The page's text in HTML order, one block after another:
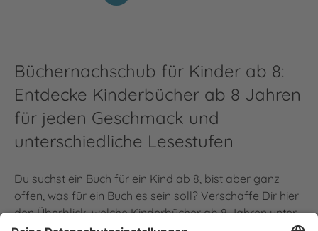
Büchernachschub für Kinder ab 8:
Entdecke Kinderbücher ab 8 Jahren
für jeden Geschmack und
unterschiedliche Lesestufen
Du suchst ein Buch für ein Kind ab 8, bist aber ganz
offen, was für ein Buch es sein soll? Verschaffe Dir hier
den Überblick, welche Kinderbücher ab 8 Jahren unter